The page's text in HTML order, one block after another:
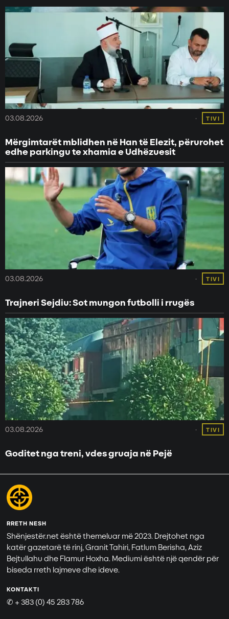
03.08.2026 TIVI
Mërgimtarët mblidhen në Han të Elezit, përurohet
edhe parkingu te xhamia e Udhëzuesit
03.08.2026 TIVI
Trajneri Sejdiu: Sot mungon futbolli i rrugës
03.08.2026 TIVI
Goditet nga treni, vdes gruaja në Pejë
RRETH NESH
Shënjestër.net është themeluar më 2023. Drejtohet nga
katër gazetarë të rinj, Granit Tahiri, Fatlum Berisha, Aziz
Bejtullahu dhe Flamur Hoxha. Mediumi është një qendër për
biseda rreth lajmeve dhe ideve.
KONTAKTI
✆ + 383 (0) 45 283 786